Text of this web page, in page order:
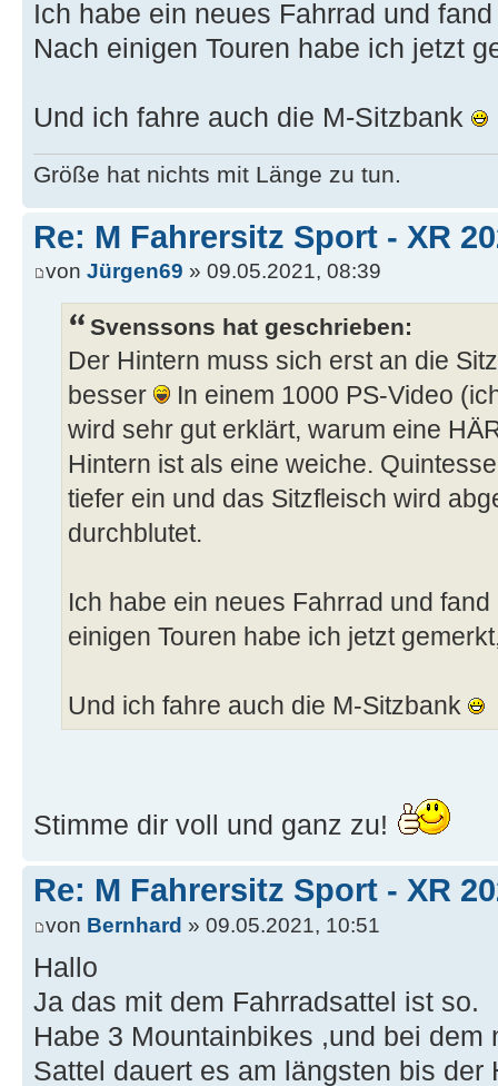
Ich habe ein neues Fahrrad und
Nach einigen Touren habe ich jetzt
Und ich fahre auch die M-Sitzbank
Größe hat nichts mit Länge zu tun.
Re: M Fahrersitz Sport - XR
von Jürgen69 » 09.05.2021, 08:39
Svenssons hat geschrieben:
Der Hintern muss sich erst an die
besser
In einem 1000 PS-Video
wird sehr gut erklärt, warum eine
Hintern ist als eine weiche.
tiefer ein und das Sitzfleisch wird
durchblutet.
Ich habe ein neues Fahrrad und
einigen Touren habe ich jetzt
Und ich fahre auch die M-Sitzbank
Stimme dir voll und ganz zu!
Re: M Fahrersitz Sport - XR
von Bernhard » 09.05.2021, 10:51
Hallo
Ja das mit dem Fahrradsattel ist so.
Habe 3 Mountainbikes ,und bei dem
Sattel dauert es am längsten bis der